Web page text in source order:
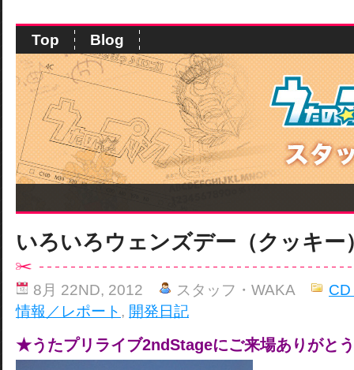
Top Blog
いろいろウェンズデー（クッキー
8月 22ND, 2012 スタッフ・WAKA
情報／レポート , 開発日記
★うたプリライブ2ndStageにご来場ありがと